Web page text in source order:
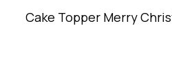
Cake Topper Merry